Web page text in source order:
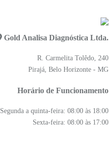
Gold Analisa Diagnóstica Ltda.
R. Carmelita Tolêdo, 240
Pirajá, Belo Horizonte - MG
Horário de Funcionamento
Segunda a quinta-feira: 08:00 às 18:00
Sexta-feira: 08:00 às 17:00